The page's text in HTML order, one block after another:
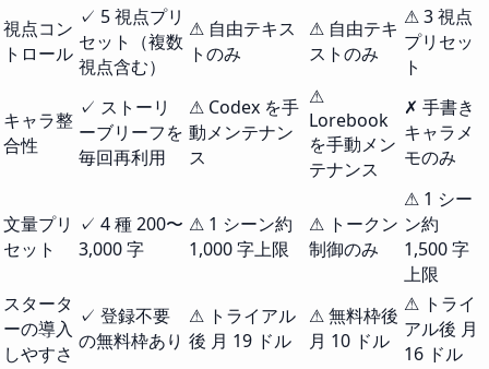
視点コン
トロール
✓ 5 視点プリ
セット（複数
視点含む）
⚠ 自由テキス
トのみ
⚠ 自由テキ
ストのみ
⚠ 3 視点
プリセッ
ト
キャラ整
合性
✓ ストーリ
ーブリーフを
毎回再利用
⚠ Codex を手
動メンテナン
ス
⚠
Lorebook
を手動メン
テナンス
✗ 手書き
キャラメ
モのみ
文量プリ
セット
✓ 4 種 200〜
3,000 字
⚠ 1 シーン約
1,000 字上限
⚠ トークン
制御のみ
⚠ 1 シー
ン約
1,500 字
上限
スタータ
ーの導入
しやすさ
✓ 登録不要
の無料枠あり
⚠ トライアル
後 月 19 ドル
⚠ 無料枠後
月 10 ドル
⚠ トライ
アル後 月
16 ドル